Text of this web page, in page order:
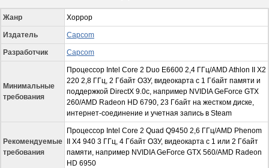
Жанр Хоррор
Издатель Capcom
Разработчик Capcom
Минимальные
требования
Процессор Intel Core 2 Duo E6600 2,4 ГГц/AMD Athlon II X2
220 2,8 ГГц, 2 Гбайт ОЗУ, видеокарта с 1 Гбайт памяти и
поддержкой DirectX 9.0c, например NVIDIA GeForce GTX
260/AMD Radeon HD 6790, 23 Гбайт на жестком диске,
интернет-соединение и учетная запись в Steam
Рекомендуемые
требования
Процессор Intel Core 2 Quad Q9450 2,6 ГГц/AMD Phenom
II X4 940 3 ГГц, 4 Гбайт ОЗУ, видеокарта с 1 или 2 Гбайт
памяти, например NVIDIA GeForce GTX 560/AMD Radeon
HD 6950